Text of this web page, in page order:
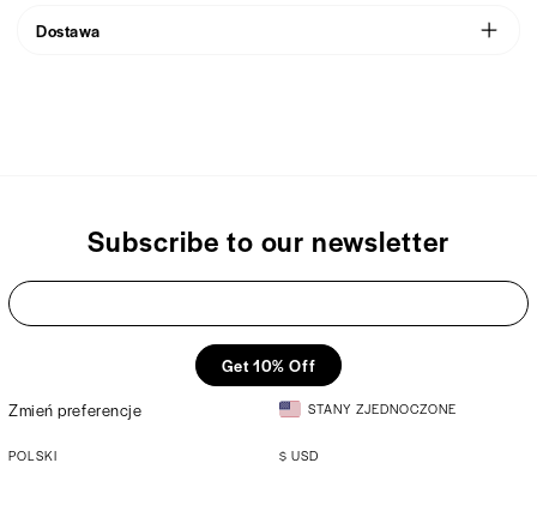
Pochodzenie
Dostawa
Subscribe to our newsletter
Get 10% Off
Zmień preferencje
STANY ZJEDNOCZONE
POLSKI $ USD